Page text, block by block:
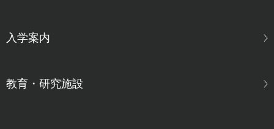
入学案内
教育・研究施設